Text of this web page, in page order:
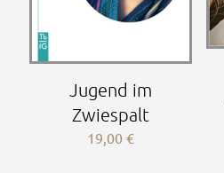
Jugend im
Zwiespalt
19,00€